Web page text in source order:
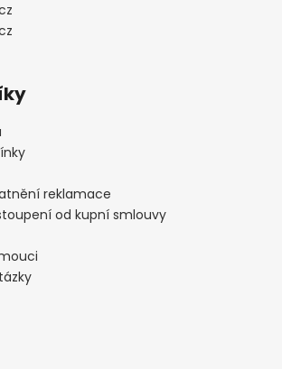
reklamace
od kupní smlouvy